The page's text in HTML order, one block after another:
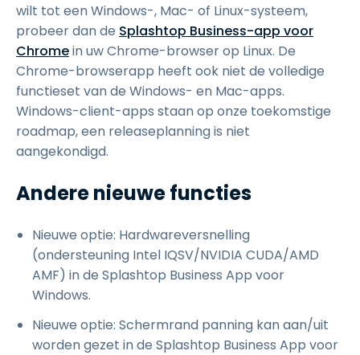
wilt tot een Windows-, Mac- of Linux-systeem,
probeer dan de Splashtop Business-app voor
Chromein uw Chrome-browser op Linux. De
Chrome-browserapp heeft ook niet de volledige
functieset van de Windows- en Mac-apps.
Windows-client-apps staan op onze toekomstige
roadmap, een releaseplanning is niet
aangekondigd.
Andere nieuwe functies
Nieuwe optie: Hardwareversnelling
(ondersteuning Intel IQSV/NVIDIA CUDA/AMD
AMF) in de Splashtop Business App voor
Windows.
Nieuwe optie: Schermrand panning kan aan/uit
worden gezet in de Splashtop Business App voor